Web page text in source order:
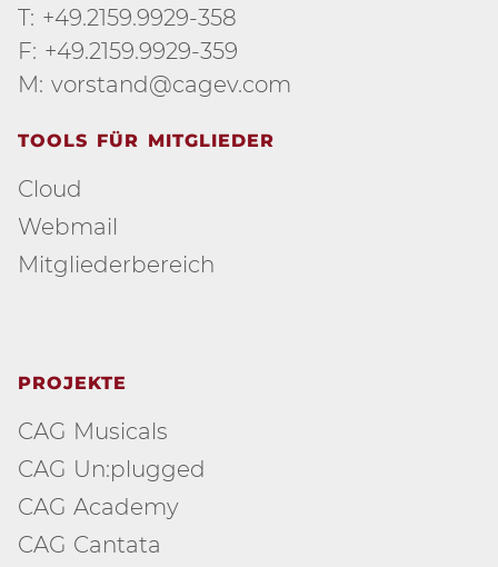
T: +49.2159.9929-358
F: +49.2159.9929-359
M: vorstand@cagev.com
TOOLS FÜR MITGLIEDER
Cloud
Webmail
Mitgliederbereich
PROJEKTE
CAG Musicals
CAG Un:plugged
CAG Academy
CAG Cantata